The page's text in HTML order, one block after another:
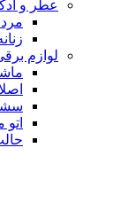
عطر و
لوازم